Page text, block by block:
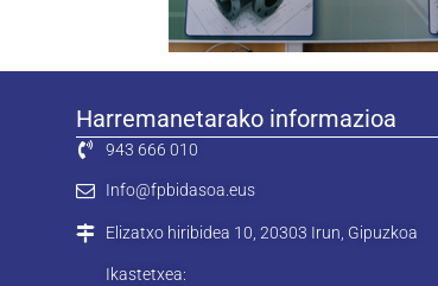
Harremanetarako informazioa
943 666 010
Info@fpbidasoa.eus
Elizatxo hiribidea 10, 20303 Irun, Gipuzkoa
Ikastetxea: